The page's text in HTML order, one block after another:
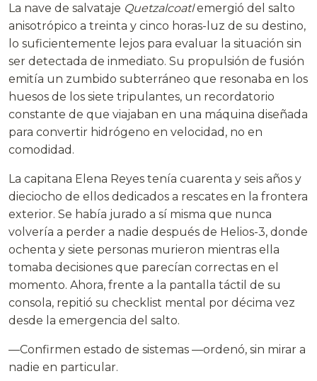
La nave de salvataje Quetzalcoatlemergió del salto
anisotrópico a treinta y cinco horas-luz de su destino,
lo suficientemente lejos para evaluar la situación sin
ser detectada de inmediato. Su propulsión de fusión
emitía un zumbido subterráneo que resonaba en los
huesos de los siete tripulantes, un recordatorio
constante de que viajaban en una máquina diseñada
para convertir hidrógeno en velocidad, no en
comodidad.
La capitana Elena Reyes tenía cuarenta y seis años y
dieciocho de ellos dedicados a rescates en la frontera
exterior. Se había jurado a sí misma que nunca
volvería a perder a nadie después de Helios-3, donde
ochenta y siete personas murieron mientras ella
tomaba decisiones que parecían correctas en el
momento. Ahora, frente a la pantalla táctil de su
consola, repitió su checklist mental por décima vez
desde la emergencia del salto.
—Confirmen estado de sistemas —ordenó, sin mirar a
nadie en particular.